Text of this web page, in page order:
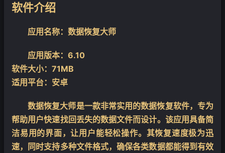
软件介绍
应用名称：数据恢复大师
应用版本：6.10
软件大小：71MB
适用平台：安卓
数据恢复大师是一款非常实用的数据恢复软件，专为
帮助用户快速找回丢失的数据文件而设计。该应用具备简
洁易用的界面，让用户能轻松操作。其恢复速度极为迅
速，同时支持多种文件格式，确保各类数据都能得到有效